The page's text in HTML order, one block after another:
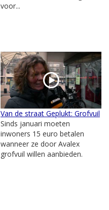
voor...
Van de straat Geplukt: Grofvuil
Sinds januari moeten
inwoners 15 euro betalen
wanneer ze door Avalex
grofvuil willen aanbieden.